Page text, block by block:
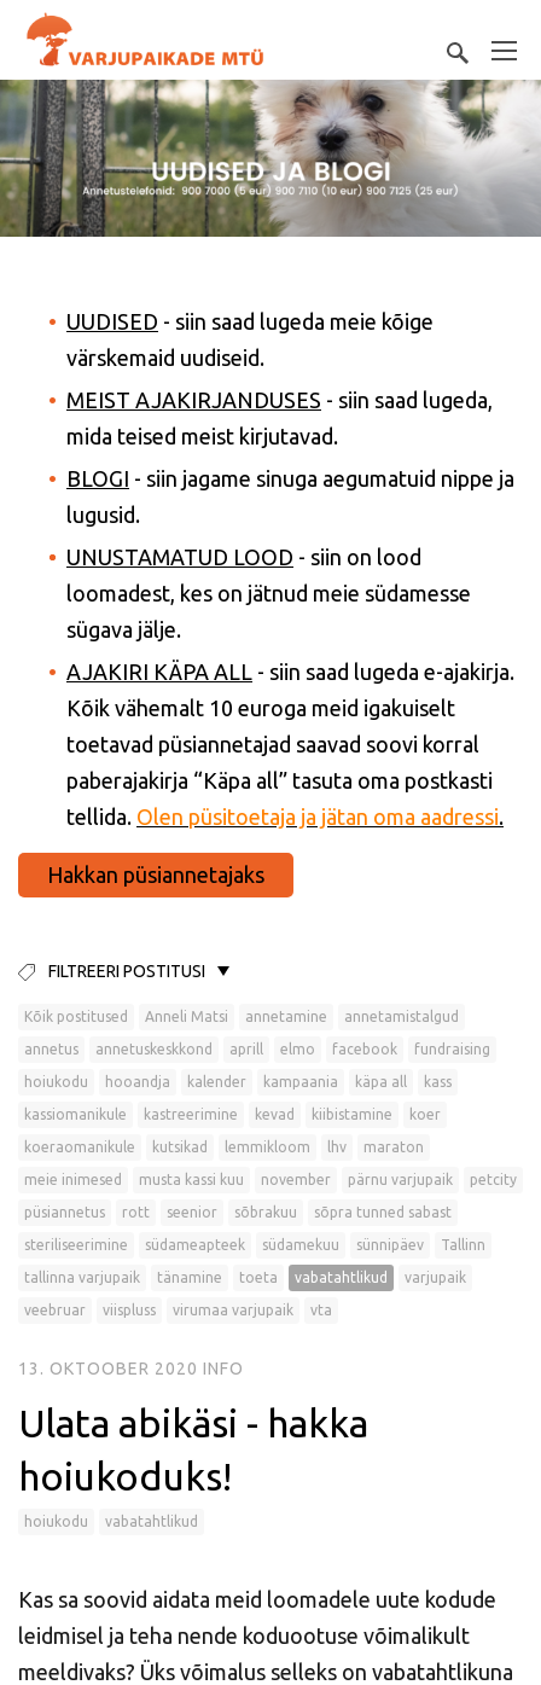
UUDISED - siin saad lugeda meie kõige
värskemaid uudiseid.
MEIST AJAKIRJANDUSES - siin saad lugeda,
mida teised meist kirjutavad.
BLOGI - siin jagame sinuga aegumatuid nippe ja
lugusid.
UNUSTAMATUD LOOD - siin on lood
loomadest, kes on jätnud meie südamesse
sügava jälje.
AJAKIRI KÄPA ALL - siin saad lugeda e-ajakirja.
Kõik vähemalt 10 euroga meid igakuiselt
toetavad püsiannetajad saavad soovi korral
paberajakirja “Käpa all” tasuta oma postkasti
tellida. Olen püsitoetaja ja jätan oma aadressi.
Hakkan püsiannetajaks
FILTREERI POSTITUSI
Kõik postitused Anneli Matsi annetamine annetamistalgud
annetus annetuskeskkond aprill elmo facebook fundraising
hoiukodu hooandja kalender kampaania käpa all kass
kassiomanikule kastreerimine kevad kiibistamine koer
koeraomanikule kutsikad lemmikloom lhv maraton
meie inimesed musta kassi kuu november pärnu varjupaik petcity
püsiannetus rott seenior sõbrakuu sõpra tunned sabast
steriliseerimine südameapteek südamekuu sünnipäev Tallinn
tallinna varjupaik tänamine toeta vabatahtlikud varjupaik
veebruar viispluss virumaa varjupaik vta
13. OKTOOBER 2020 INFO
Ulata abikäsi - hakka
hoiukoduks!
hoiukodu vabatahtlikud
Kas sa soovid aidata meid loomadele uute kodude
leidmisel ja teha nende koduootuse võimalikult
meeldivaks? Üks võimalus selleks on vabatahtlikuna